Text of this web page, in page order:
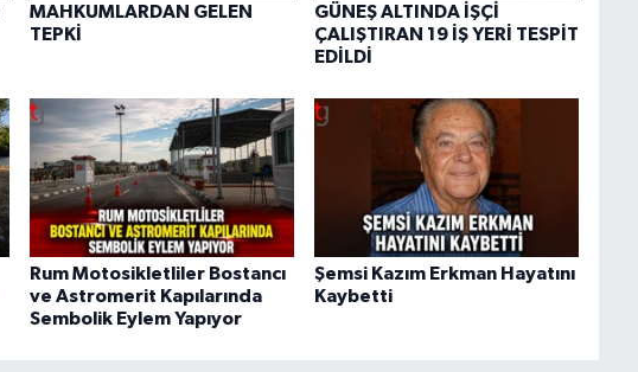
MAHKUMLARDAN GELEN
TEPKİ
GÜNEŞ ALTINDA İŞÇİ
ÇALIŞTIRAN 19 İŞ YERİ TESPİT
EDİLDİ
Rum Motosikletliler Bostancı
ve Astromerit Kapılarında
Sembolik Eylem Yapıyor
Şemsi Kazım Erkman Hayatını
Kaybetti